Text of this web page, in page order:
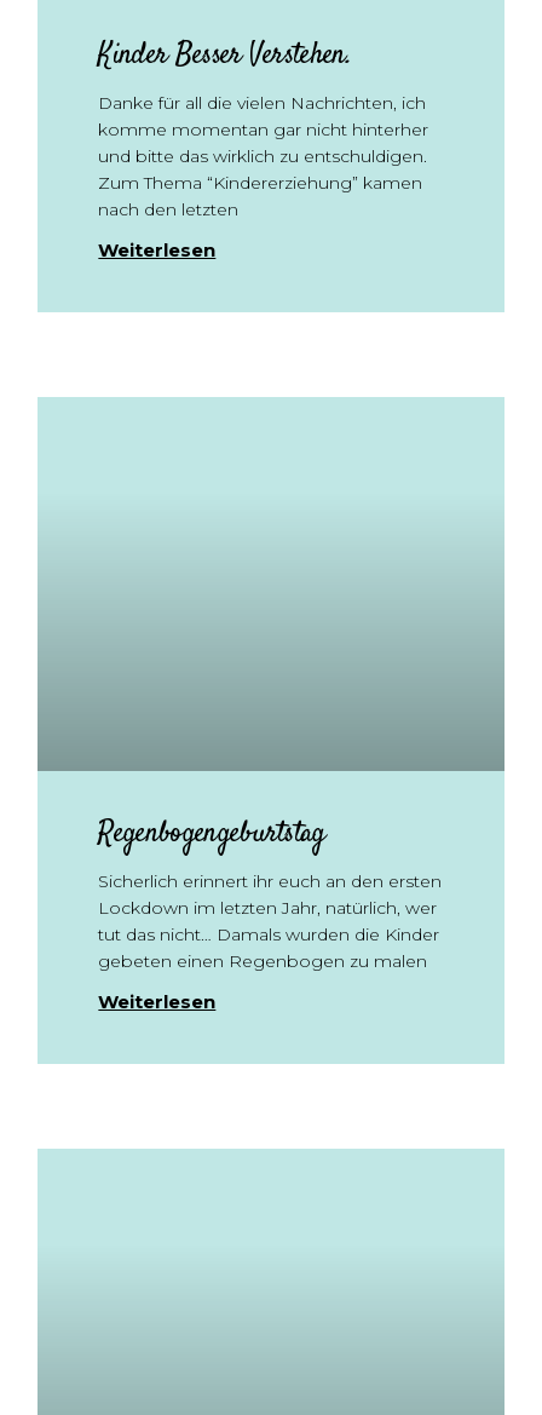
Kinder Besser Verstehen.
Danke für all die vielen Nachrichten, ich
komme momentan gar nicht hinterher
und bitte das wirklich zu entschuldigen.
Zum Thema “Kindererziehung” kamen
nach den letzten
Weiterlesen
Regenbogengeburtstag
Sicherlich erinnert ihr euch an den ersten
Lockdown im letzten Jahr, natürlich, wer
tut das nicht… Damals wurden die Kinder
gebeten einen Regenbogen zu malen
Weiterlesen